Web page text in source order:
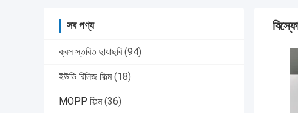
সব পণ্য
ক্রস স্তরিত ছায়াছবি (94)
ইউভি রিলিজ ফিল্ম (18)
MOPP ফিল্ম (36)